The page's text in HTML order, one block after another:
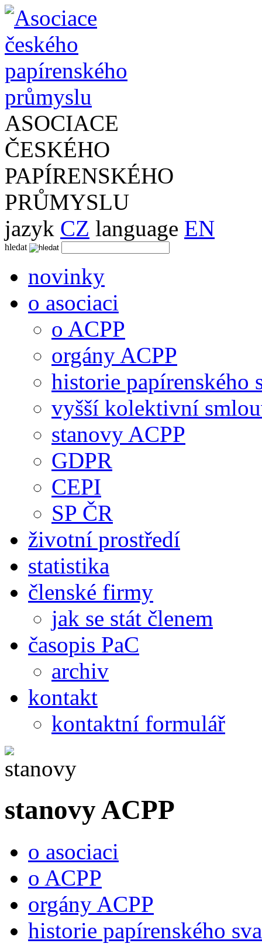
ASOCIACE
ČESKÉHO
PAPÍRENSKÉHO
PRŮMYSLU
jazyk CZ language EN
hledat
novinky
o asociaci
o ACPP
orgány ACPP
historie papírenského
vyšší kolektivní
stanovy ACPP
GDPR
CEPI
SP ČR
životní prostředí
statistika
členské firmy
jak se stát členem
časopis PaC
archiv
kontakt
kontaktní formulář
stanovy ACPP
o asociaci
o ACPP
orgány ACPP
historie papírenského